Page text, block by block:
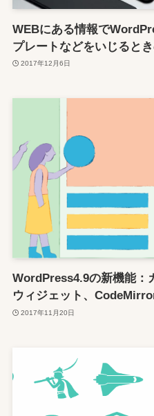
WEBにある情報で
プレートなどをいじると
2017年12月6日
WordPress4.9の新機能：
ウィジェット、
2017年11月20日